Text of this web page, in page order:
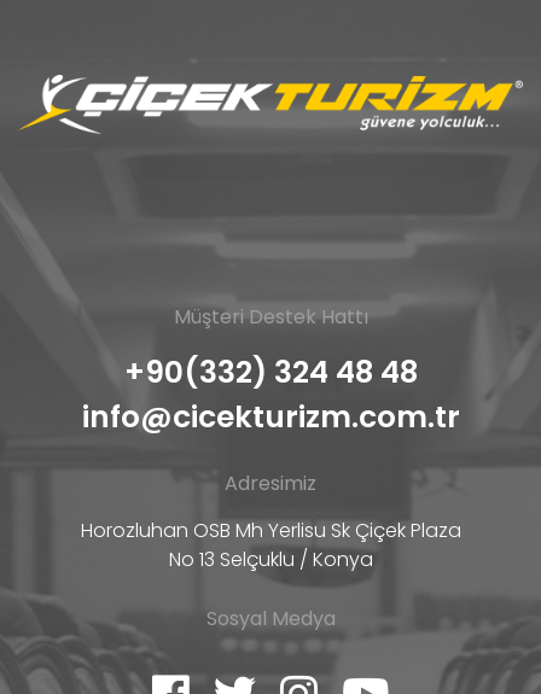
Müşteri Destek Hattı
+90(332) 324 48 48
info@cicekturizm.com.tr
Adresimiz
Horozluhan OSB Mh Yerlisu Sk Çiçek Plaza
No 13 Selçuklu / Konya
Sosyal Medya